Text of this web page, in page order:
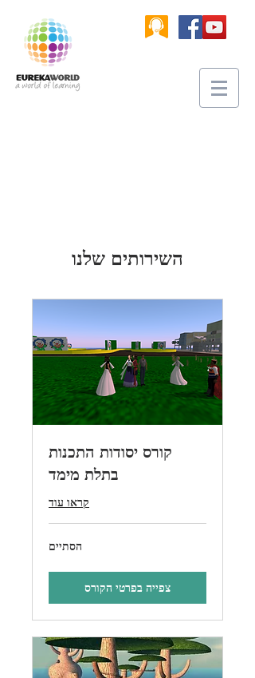
השירותים שלנו
קורס יסודות התכנות
בתלת מימד
קראו עוד
הסתיים
צפייה בפרטי הקורס